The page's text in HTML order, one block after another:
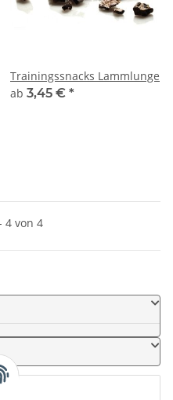
Trainingssnacks Lammlunge
ab 3,45 € *
4 von 4